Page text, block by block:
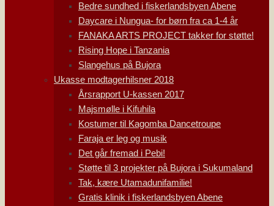
Bedre sundhed i fiskerlandsbyen Abene
Daycare i Nungua- for børn fra ca 1-4 år
FANAKA ARTS PROJECT takker for støtte!
Rising Hope i Tanzania
Slangehus på Bujora
Ukasse modtagerhilsner 2018
Årsrapport U-kassen 2017
Majsmølle i Kifuhila
Kostumer til Kagomba Dancetroupe
Faraja er leg og musik
Det går fremad i Pebi!
Støtte til 3 projekter på Bujora i Sukumaland
Tak, kære Utamadunifamilie!
Gratis klinik i fiskerlandsbyen Abene